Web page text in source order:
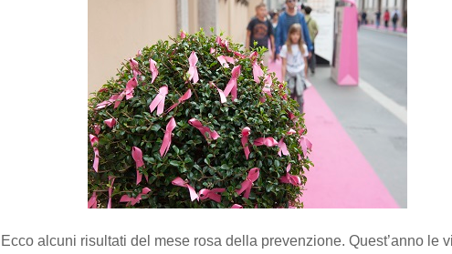
Ecco alcuni risultati del mese rosa della prevenzione. Quest’anno le